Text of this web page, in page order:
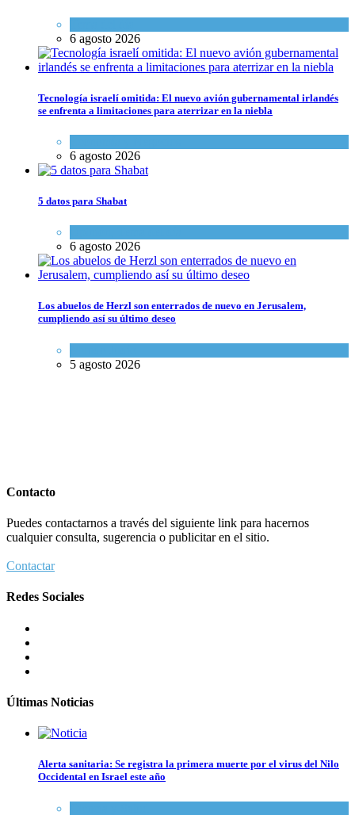
6 agosto 2026
Tecnología israelí omitida: El nuevo avión gubernamental irlandés
se enfrenta a limitaciones para aterrizar en la niebla
6 agosto 2026
5 datos para Shabat
6 agosto 2026
Los abuelos de Herzl son enterrados de nuevo en Jerusalem,
cumpliendo así su último deseo
5 agosto 2026
Contacto
Puedes contactarnos a través del siguiente link para hacernos
cualquier consulta, sugerencia o publicitar en el sitio.
Contactar
Redes Sociales
Últimas Noticias
Alerta sanitaria: Se registra la primera muerte por el virus del Nilo
Occidental en Israel este año